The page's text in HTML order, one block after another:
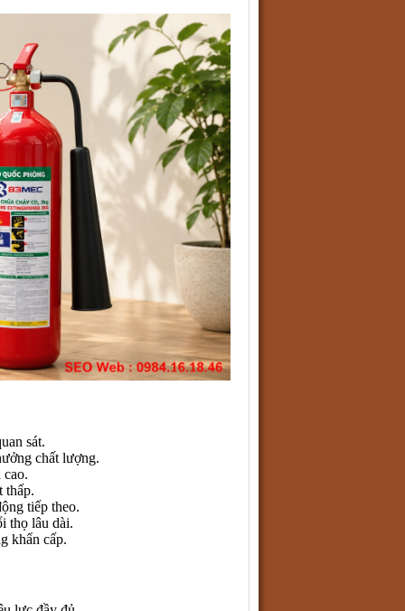
sát.
chất lượng.
thấp.
tiếp theo.
thọ lâu dài.
khẩn cấp.